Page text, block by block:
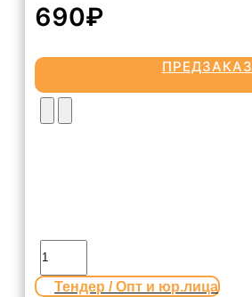
690₽
ПРЕДЗАКАЗ
Тендер / Опт и юр.лица